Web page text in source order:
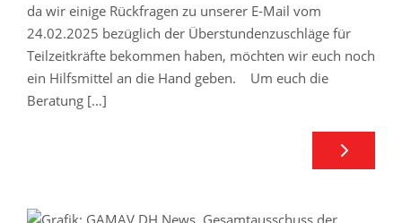
da wir einige Rückfragen zu unserer E-Mail vom
24.02.2025 bezüglich der Überstundenzuschläge für
Teilzeitkräfte bekommen haben, möchten wir euch noch
ein Hilfsmittel an die Hand geben. Um euch die
Beratung […]